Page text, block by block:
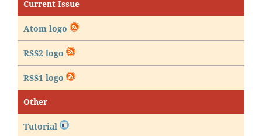
Current Issue
Atom logo
RSS2 logo
RSS1 logo
Other
Tutorial